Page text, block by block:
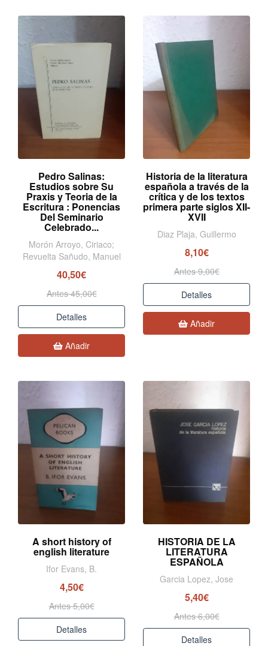
Pedro Salinas:
Estudios sobre Su
Praxis y Teoria de la
Escritura : Ponencias
Del Seminario
Celebrado...
Morón Arroyo, Ciriaco;
Revuelta Sañudo, Manuel
40,50€
Antes 45,00€
Detalles
Añadir
Historia de la literatura
española a través de la
crítica y de los textos
primera parte siglos XII-
XVII
Diaz Plaja, Guillermo
8,10€
Antes 9,00€
Detalles
Añadir
A short history of
english literature
Ifor Evans, B.
4,50€
Antes 5,00€
Detalles
HISTORIA DE LA
LITERATURA
ESPAÑOLA
Garcia Lopez, Jose
5,40€
Antes 6,00€
Detalles